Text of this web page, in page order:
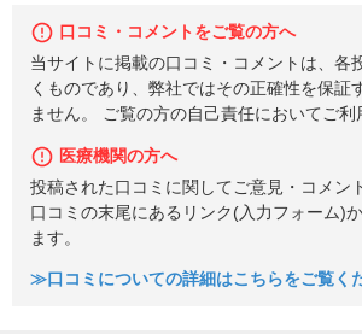
口コミ・コメントをご覧の方へ
当サイトに掲載の口コミ・コメントは、各
くものであり、弊社ではその正確性を保証
ません。 ご覧の方の自己責任においてご利
医療機関の方へ
投稿された口コミに関してご意見・コメン
口コミの末尾にあるリンク(入力フォーム)
ます。
≫口コミについての詳細はこちらをご覧く